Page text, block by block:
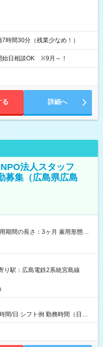
時間30分（残業少なめ！）
日相談OK ※9月～！
る 詳細へ
法人スタッフ
募集（広島県広島
期間の長さ：3ヶ月 雇用形態、
り駅：広島電鉄2系統宮島線
間/日 シフト例 勤務時間（日
時間 待機休憩2時間）（日勤1回